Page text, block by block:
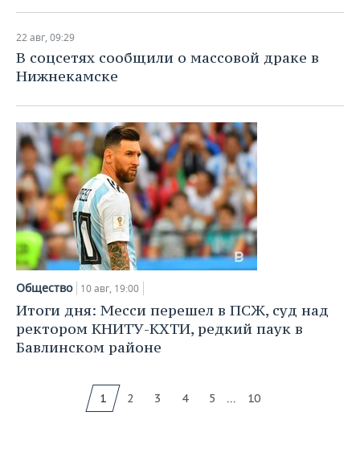
22 авг, 09:29
В соцсетях сообщили о массовой драке в
Нижнекамске
Общество 10 авг, 19:00
Итоги дня: Месси перешел в ПСЖ, суд над
ректором КНИТУ-КХТИ, редкий паук в
Бавлинском районе
1 2 3 4 5 ... 10